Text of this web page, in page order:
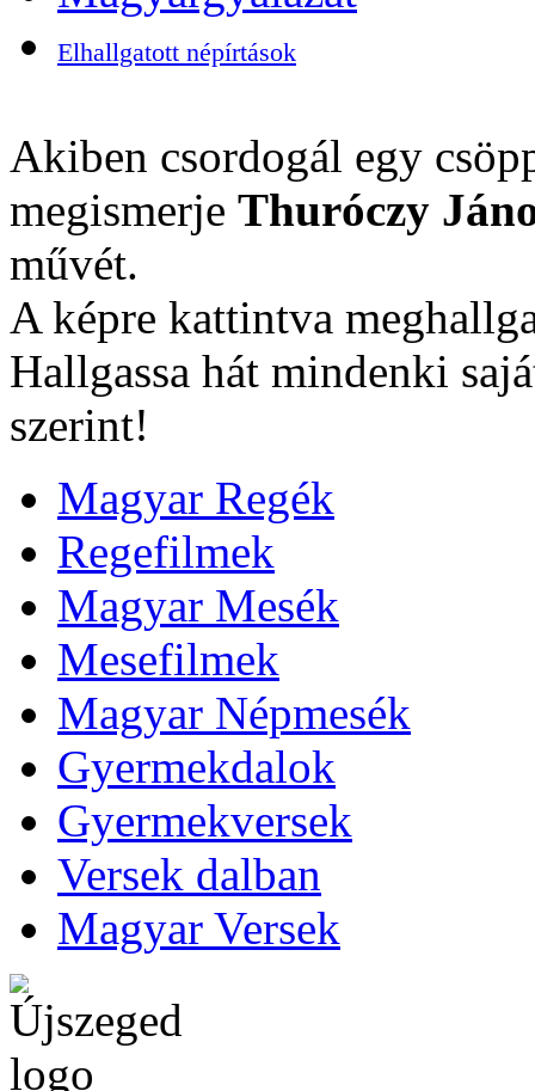
Elhallgatott népírtások
Akiben csordogál egy
megismerje Thuróczy
művét.
A képre kattintva
Hallgassa hát mindenki
szerint!
Magyar Regék
Regefilmek
Magyar Mesék
Mesefilmek
Magyar Népmesék
Gyermekdalok
Gyermekversek
Versek dalban
Magyar Versek